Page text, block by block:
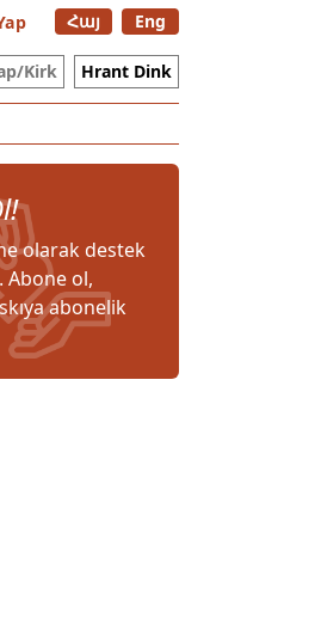
Հայ Eng
Kirk Hrant Dink
olarak destek
Abone ol,
abonelik